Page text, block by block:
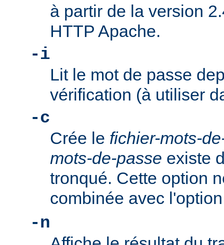
à partir de la version
HTTP Apache.
-i
Lit le mot de passe
vérification (à utiliser
-c
Crée le fichier-mots-
mots-de-passe existe
tronqué. Cette option
combinée avec
-n